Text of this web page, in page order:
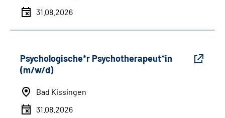
31.08.2026
Psychologische*r Psychotherapeut*in
(m/w/d)
Bad Kissingen
31.08.2026